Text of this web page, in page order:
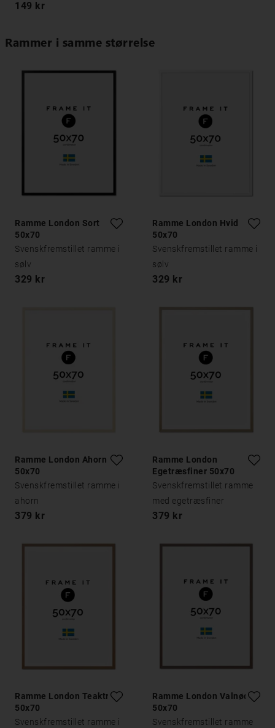
149 kr
Rammer i samme størrelse
Ramme London Sort
50x70
Svenskfremstillet ramme i
sølv
329 kr
Ramme London Hvid
50x70
Svenskfremstillet ramme i
sølv
329 kr
Ramme London Ahorn
50x70
Svenskfremstillet ramme i
ahorn
379 kr
Ramme London
Egetræsfiner 50x70
Svenskfremstillet ramme
med egetræsfiner
379 kr
Ramme London Teaktræ
50x70
Svenskfremstillet ramme i
Ramme London Valnød
50x70
Svenskfremstillet ramme